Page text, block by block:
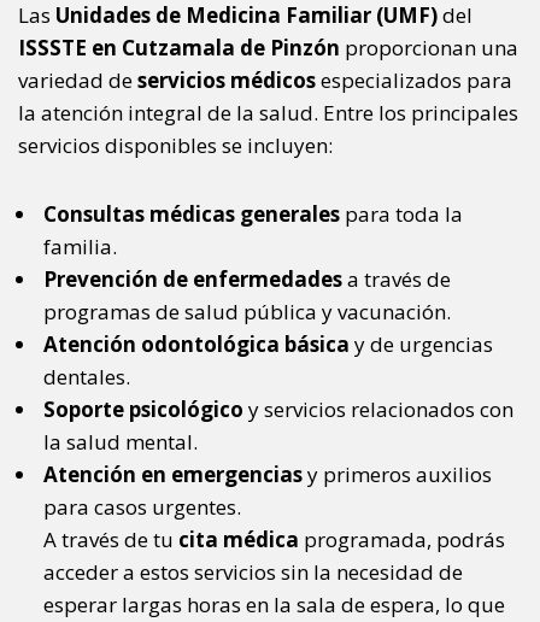
Las Unidades de Medicina Familiar (UMF)del
ISSSTE en Cutzamala de Pinzón proporcionan una
variedad deservicios médicosespecializados para
la atención integral de la salud. Entre los principales
servicios disponibles se incluyen:
Consultas médicas generales para toda la
familia.
Prevención de enfermedadesa través de
programas de salud pública y vacunación.
Atención odontológica básica y de urgencias
dentales.
Soporte psicológico y servicios relacionados con
la salud mental.
Atención en emergenciasy primeros auxilios
para casos urgentes.
A través de tu cita médica programada, podrás
acceder a estos servicios sin la necesidad de
esperar largas horas en la sala de espera, lo que